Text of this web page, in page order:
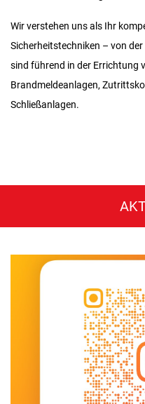
Wir verstehen uns als Ihr
Sicherheitstechniken – von
sind führend in der Errichtung
Brandmeldeanlagen,
Schließanlagen.